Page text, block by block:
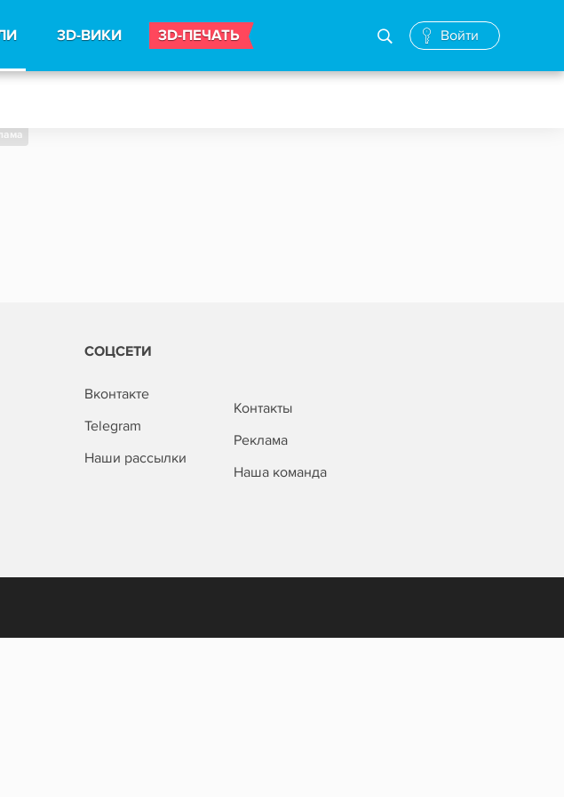
3D-ВИКИ 3D-ПЕЧАТЬ Войти
СОЦСЕТИ
Вконтакте
Telegram
Наши рассылки
Контакты
Реклама
Наша команда